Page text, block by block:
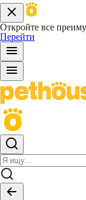
Откройте все
Перейти